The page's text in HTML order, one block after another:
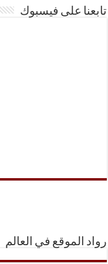
تابعنا على فيسبوك
رواد الموقع في العالم